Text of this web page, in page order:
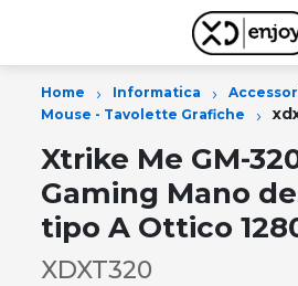
Home › Informatica ›
Mouse - Tavolette Grafiche ›
Xtrike Me GM-
Gaming Mano
tipo A Ottico
XDXT320